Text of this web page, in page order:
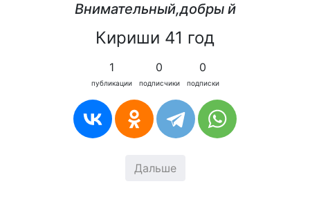
Внимательный,добры й
Кириши 41 год
1
публикации
0
подписчики
0
подписки
Дальше